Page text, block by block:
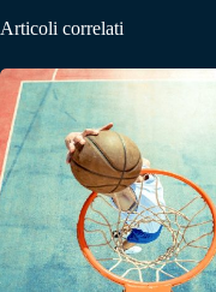
Articoli correlati